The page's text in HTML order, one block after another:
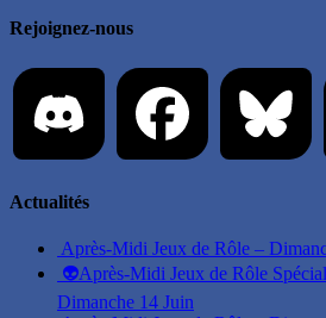
Rejoignez-nous
Actualités
Après-Midi Jeux de Rôle –
👽Après-Midi Jeux de Rôle
Dimanche 14 Juin